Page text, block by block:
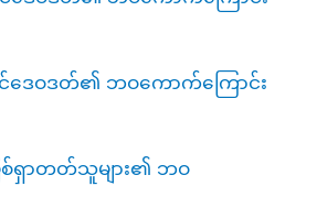
ဒေဝဒတ်၏ ဘဝကောက်ကြောင်း
စ်ရှာတတ်သူများ၏ ဘဝ